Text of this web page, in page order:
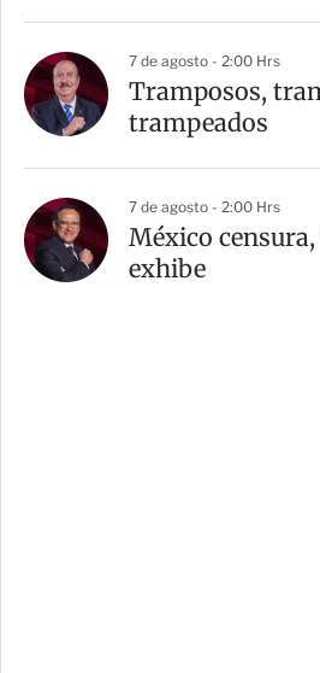
7 de agosto - 2:00 Hrs
Tramposos,
trampeados
7 de agosto - 2:00 Hrs
México
exhibe